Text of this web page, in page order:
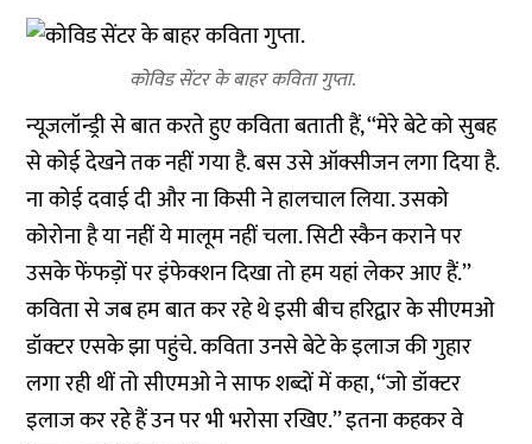
कोविड सेंटर के बाहर कविता गुप्ता.
न्यूजलॉन्ड्री से बात करते हुए कविता बताती हैं, ‘‘मेरे बेटे को सुबह
से कोई देखने तक नहीं गया है. बस उसे ऑक्सीजन लगा दिया है.
ना कोई दवाई दी और ना किसी ने हालचाल लिया. उसको
कोरोना है या नहीं ये मालूम नहीं चला. सिटी स्कैन कराने पर
उसके फेंफड़ों पर इंफेक्शन दिखा तो हम यहां लेकर आए हैं.’’
कविता से जब हम बात कर रहे थे इसी बीच हरिद्वार के सीएमओ
डॉक्टर एसके झा पहुंचे. कविता उनसे बेटे के इलाज की गुहार
लगा रही थीं तो सीएमओ ने साफ शब्दों में कहा, ‘‘जो डॉक्टर
इलाज कर रहे हैं उन पर भी भरोसा रखिए.’’ इतना कहकर वे